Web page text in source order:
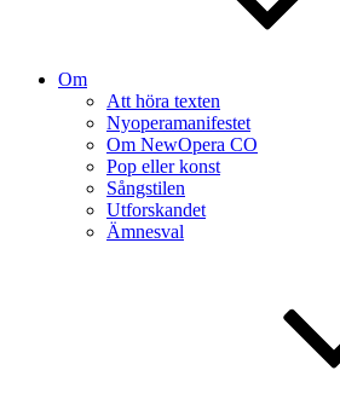
Om
Att höra texten
Nyoperamanifestet
Om NewOpera CO
Pop eller konst
Sångstilen
Utforskandet
Ämnesval